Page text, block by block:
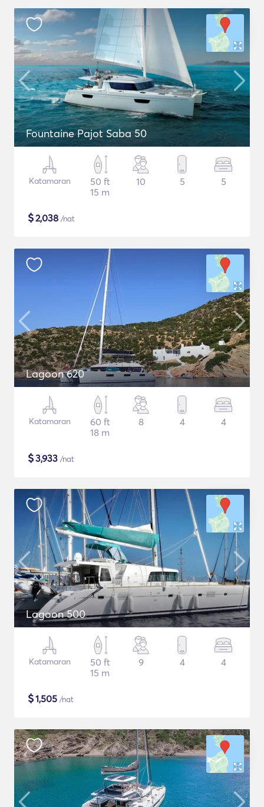
Fountaine Pajot Saba 50
Katamaran
50 ft
15 m
10 5 5
$2,038 /nat
Lagoon 620
Katamaran
60 ft
18 m
8 4 4
$3,933 /nat
Lagoon 500
Katamaran
50 ft
15 m
9 4 4
$1,505 /nat